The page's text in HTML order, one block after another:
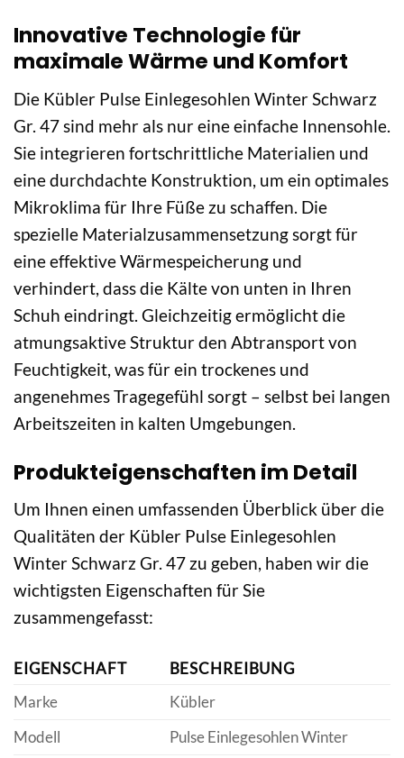
Innovative Technologie für
maximale Wärme und Komfort
Die Kübler Pulse Einlegesohlen Winter Schwarz
Gr. 47 sind mehr als nur eine einfache Innensohle.
Sie integrieren fortschrittliche Materialien und
eine durchdachte Konstruktion, um ein optimales
Mikroklima für Ihre Füße zu schaffen. Die
spezielle Materialzusammensetzung sorgt für
eine effektive Wärmespeicherung und
verhindert, dass die Kälte von unten in Ihren
Schuh eindringt. Gleichzeitig ermöglicht die
atmungsaktive Struktur den Abtransport von
Feuchtigkeit, was für ein trockenes und
angenehmes Tragegefühl sorgt – selbst bei langen
Arbeitszeiten in kalten Umgebungen.
Produkteigenschaften im Detail
Um Ihnen einen umfassenden Überblick über die
Qualitäten der Kübler Pulse Einlegesohlen
Winter Schwarz Gr. 47 zu geben, haben wir die
wichtigsten Eigenschaften für Sie
zusammengefasst:
EIGENSCHAFT
BESCHREIBUNG
Marke
Kübler
Modell
Pulse Einlegesohlen Winter